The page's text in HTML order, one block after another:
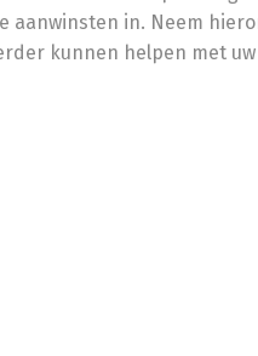
aanwinsten in. Neem
kunnen helpen met